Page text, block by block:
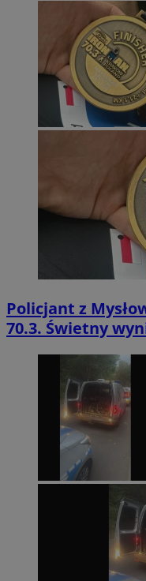
Policjant z
70.3. Świetny